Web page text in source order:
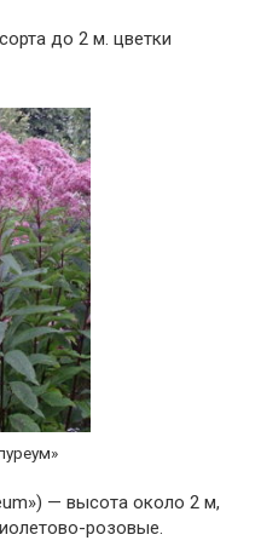
до 2 м. цветки
— высота около 2 м,
розовые.